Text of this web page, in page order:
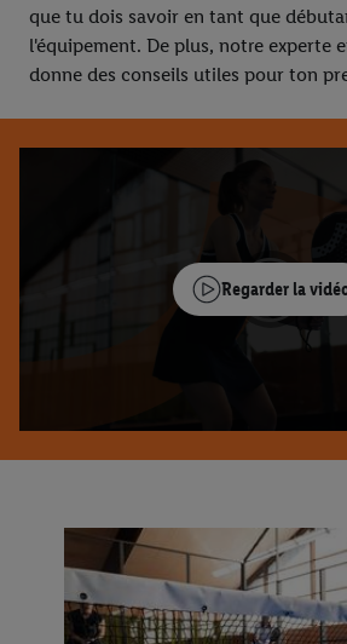
que tu dois savoir en tant que
l'équipement. De plus, notre experte
donne des conseils utiles pour ton
Regarder la